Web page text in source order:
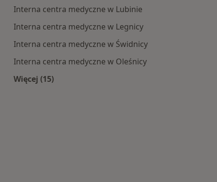
Interna centra medyczne w Lubinie
Interna centra medyczne w Legnicy
Interna centra medyczne w Świdnicy
Interna centra medyczne w Oleśnicy
Więcej (15)